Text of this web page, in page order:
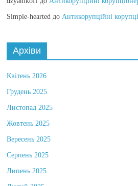
dzyamkoff доАнтикорупційні
Simple-hearted доАнтикорупційні
Архіви
Квітень 2026
Грудень 2025
Листопад 2025
Жовтень 2025
Вересень 2025
Серпень 2025
Липень 2025